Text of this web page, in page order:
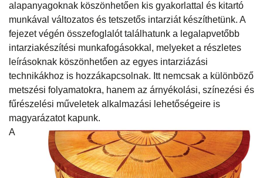
alapanyagoknak köszönhetően kis gyakorlattal és kitartó
munkával változatos és tetszetős intarziát készíthetünk. A
fejezet végén összefoglalót találhatunk a legalapvetőbb
intarziakészítési munkafogásokkal, melyeket a részletes
leírásoknak köszönhetően az egyes intarziázási
technikákhoz is hozzákapcsolnak. Itt nemcsak a különböző
metszési folyamatokra, hanem az árnyékolási, színezési és
fűrészelési műveletek alkalmazási lehetőségeire is
magyarázatot kapunk.
A